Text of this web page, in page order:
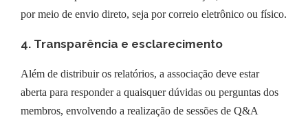
por meio de envio direto, seja por correio eletrônico ou físico.
4. Transparência e esclarecimento
Além de distribuir os relatórios, a associação deve estar
aberta para responder a quaisquer dúvidas ou perguntas dos
membros, envolvendo a realização de sessões de Q&A